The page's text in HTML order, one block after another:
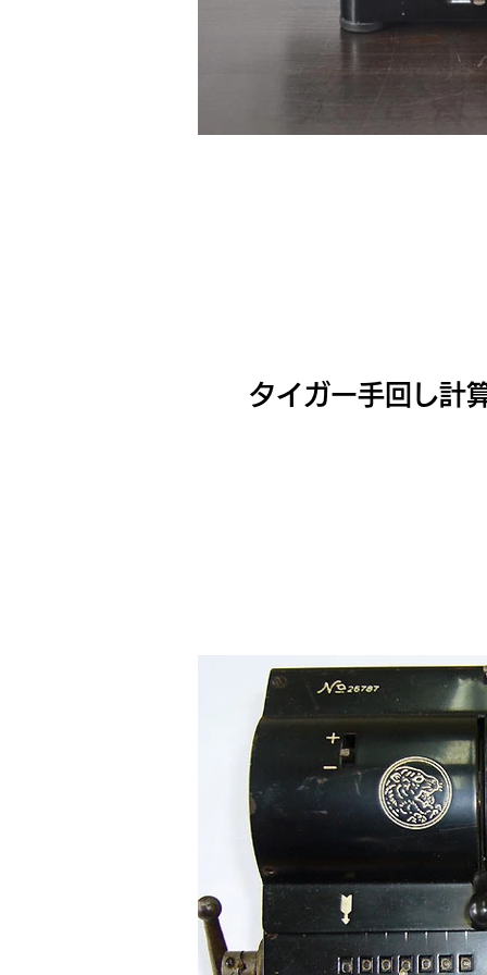
タイガー手回し計